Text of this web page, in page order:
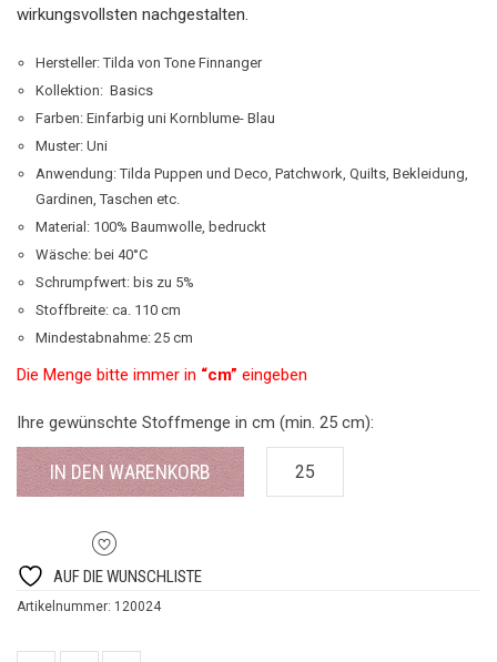
wirkungsvollsten nachgestalten.
Hersteller: Tilda von Tone Finnanger
Kollektion: Basics
Farben: Einfarbig uni Kornblume- Blau
Muster: Uni
Anwendung: Tilda Puppen und Deco, Patchwork, Quilts, Bekleidung,
Gardinen, Taschen etc.
Material: 100% Baumwolle, bedruckt
Wäsche: bei 40°C
Schrumpfwert: bis zu 5%
Stoffbreite: ca. 110 cm
Mindestabnahme: 25 cm
Die Menge bitte immer in “cm” eingeben
Ihre gewünschte Stoffmenge in cm (min. 25 cm):
IN DEN WARENKORB
AUF DIE WUNSCHLISTE
Artikelnummer: 120024